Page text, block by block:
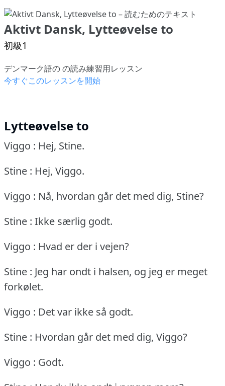
Aktivt Dansk, Lytteøvelse to
初級1
デンマーク語の の読み練習用レッスン
今すぐこのレッスンを開始
Lytteøvelse to
Viggo : Hej, Stine.
Stine : Hej, Viggo.
Viggo : Nå, hvordan går det med dig, Stine?
Stine : Ikke særlig godt.
Viggo : Hvad er der i vejen?
Stine : Jeg har ondt i halsen, og jeg er meget
forkølet.
Viggo : Det var ikke så godt.
Stine : Hvordan går det med dig, Viggo?
Viggo : Godt.